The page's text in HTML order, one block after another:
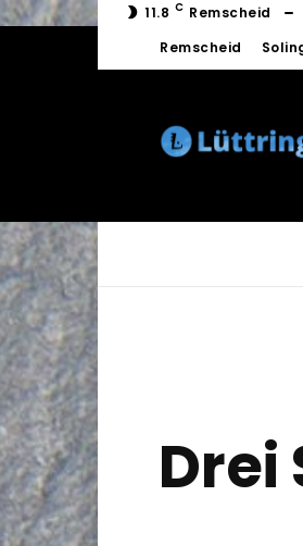
11.8 C Remscheid
Remscheid
Drei